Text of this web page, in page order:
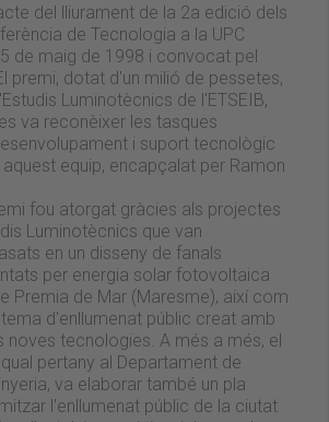
del lliurament de la 2a edició dels
de Tecnologia a la UPC
de maig de 1998 i convocat pel
premi, dotat d'un milió de pessetes,
Luminotècnics de l'ETSEIB,
va reconèixer les tasques
i suport tecnològic
equip, encapçalat per Ramon
fou atorgat gràcies als projectes
Luminotècnics que van
en un disseny de fanals
per energia solar fotovoltaica
Premia de Mar (Maresme), així com
d'enllumenat públic creat amb
noves tecnologies. A més a més, el
pertany al Departament de
va elaborar també un pla
l'enllumenat públic de la ciutat